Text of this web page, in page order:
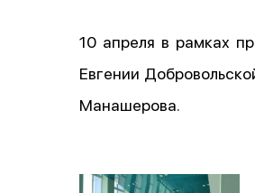
10 апреля в рамках
Евгении
Манашерова.